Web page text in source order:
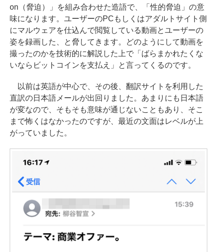
on（脅迫）」を組み合わせた造語で、「性的脅迫」の意
味になります。ユーザーのPCもしくはアダルトサイト側
にマルウェアを仕込んで閲覧している動画とユーザーの
姿を録画した、と脅してきます。どのようにして動画を
撮ったのかを技術的に解説した上で「ばらまかれたくな
いならビットコインを支払え」と言ってくるのです。
以前は英語が中心で、その後、翻訳サイトを利用した
直訳の日本語メールが出回りました。あまりにも日本語
が変なので、そもそも意味が通じないこともあり、そこ
まで怖くはなかったのですが、最近の文面はレベルが上
がっていました。